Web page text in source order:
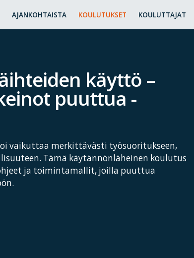
AJANKOHTAISTA KOULUTUKSET KOULUTTAJAT
käyttö –
puuttua -
vaikuttaa merkittävästi työsuoritukseen,
Tämä käytännönläheinen koulutus
ja toimintamallit, joilla puuttua